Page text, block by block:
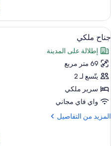
Amanti
Suite
استعراض
جميع
صور
جناح
ملكي
7
جناح ملكي
إطلالة على المدينة
69 متر مربع
يتّسع لـ 2
سرير ملكي
واي فاي مجاني
المزيد من التفاصيل
المزيد